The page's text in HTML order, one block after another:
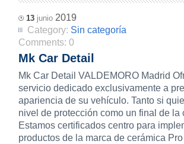
13 junio 2019
Category: Sin categoría
Comments:0
Mk Car Detail
Mk Car Detail VALDEMORO Madrid
servicio dedicado exclusivamente a
apariencia de su vehículo. Tanto si
nivel de protección como un final de la
Estamos certificados centro para
productos de la marca de cerámica